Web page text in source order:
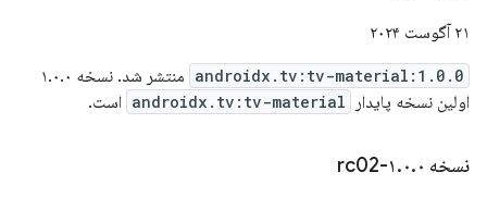
۲۱ آگوست ۲۰۲۴
androidx.tv:tv-material:1.0.0
منتشر شد. نسخه ۱.۰.۰
اولین نسخه پایدار
androidx.tv:tv-material است.
نسخه ۱ .۰.۰-rc02